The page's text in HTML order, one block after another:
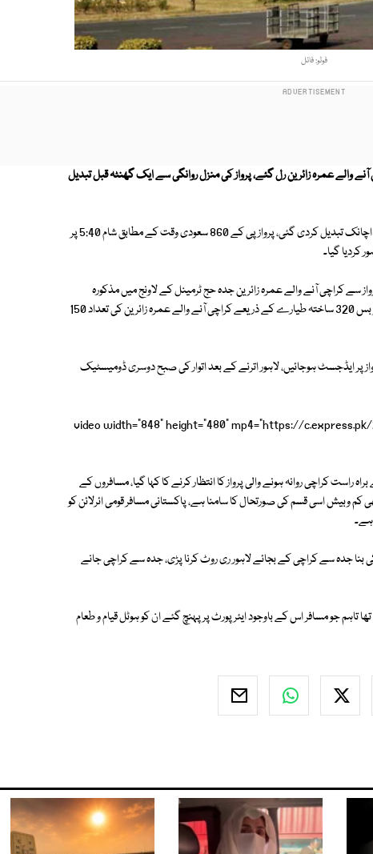
فوٹو: فائل
عمرہ زائرین رل گئے، پرواز کی منزل روانگی سے ایک گھنٹہ قبل تبدیل
ذرائع کے مطابق پی آئی اے کی جدہ سے پاکستان آنے والی پرواز کی منزل اچانک تبدیل کردی گئی، پرواز پی کے 860 سعودی وقت کے مطابق شام 5:40 پر
کردیا گیا۔
سے کراچی آنے والے عمرہ زائرین جدہ حج ٹرمینل کے لاونج میں مذکورہ
معاملے پر پریشان دکھائی دیے، مسافروں کے مطابق قومی ائیر لائن کے ائر بس 320 ساختہ طیارے کے ذریعے کراچی آنے والے عمرہ زائرین کی تعداد 150
پر ایڈجسٹ ہوجائیں، لاہور اترنے کے بعد اتوار کی صبح دوسری ڈومیسٹیک
[video width="848" height="480" mp4="https://
عملے کی جانب سے دوسری صورت میں اتوار کی رات 12 بجے براہ راست کراچی روانہ ہونے والی پرواز کا انتظار کرنے کا کہا گیا، مسافروں کے
وبیش اسی قسم کی صورتحال کا سامنا ہے، پاکستانی مسافر قومی ائرلائن کو
ہے۔
ناگزیر آپریشنل وجوہات کی بنا جدہ سے کراچی کے بجائے لاہور ری روٹ کرنا پڑی، جدہ سے کراچی جانے
تاہم جو مسافر اس کے باوجود ایئرپورٹ پر پہنچ گئے ان کو ہوٹل قیام و طعام